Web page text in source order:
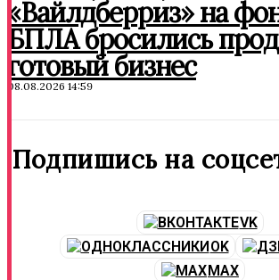
«Вайлдберриз» на
БПЛА бросились
готовый бизнес
08.08.2026 14:59
Подпишись на
VK
OK
MAX